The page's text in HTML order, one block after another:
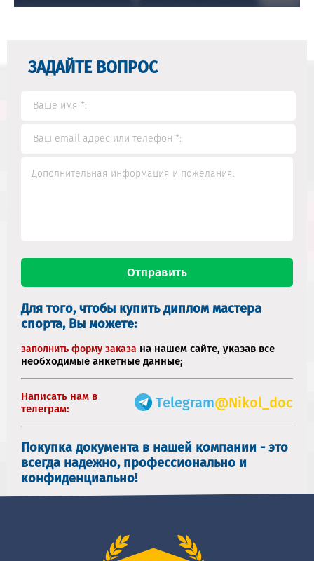
ЗАДАЙТЕ ВОПРОС
Для того, чтобы купить диплом мастера
спорта, Вы можете:
заполнить форму заказа на нашем сайте, указав все
необходимые анкетные данные;
Написать нам в
телеграм:
Telegram@Nikol_doc
Покупка документа в нашей компании - это
всегда надежно, профессионально и
конфиденциально!